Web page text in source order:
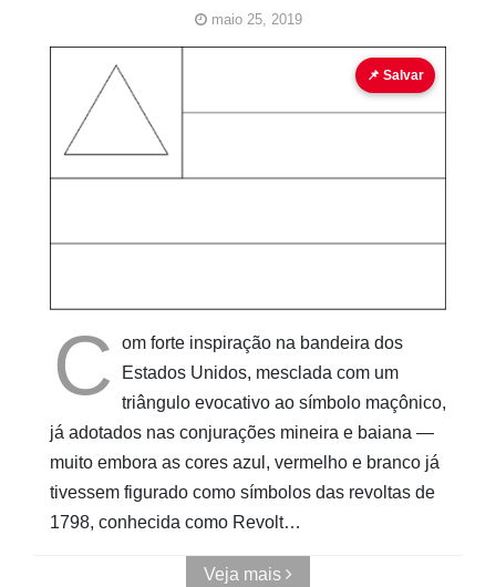
maio 25, 2019
bandeira 📌 Salvar
C
om forte inspiração na bandeira dos
Estados Unidos, mesclada com um
triângulo evocativo ao símbolo maçônico,
já adotados nas conjurações mineira e baiana —
muito embora as cores azul, vermelho e branco já
tivessem figurado como símbolos das revoltas de
1798, conhecida como Revolt…
Veja mais